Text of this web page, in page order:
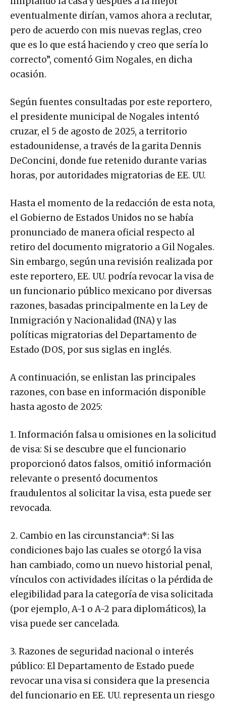
eventualmente dirían, vamos ahora a reclutar,
pero de acuerdo con mis nuevas reglas, creo
que es lo que está haciendo y creo que sería lo
correcto”, comentó Gim Nogales, en dicha
ocasión.
Según fuentes consultadas por este reportero,
el presidente municipal de Nogales intentó
cruzar, el 5 de agosto de 2025, a territorio
estadounidense, a través de la garita Dennis
DeConcini, donde fue retenido durante varias
horas, por autoridades migratorias de EE. UU.
Hasta el momento de la redacción de esta nota,
el Gobierno de Estados Unidos no se había
pronunciado de manera oficial respecto al
retiro del documento migratorio a Gil Nogales.
Sin embargo, según una revisión realizada por
este reportero, EE. UU. podría revocar la visa de
un funcionario público mexicano por diversas
razones, basadas principalmente en la Ley de
Inmigración y Nacionalidad (INA) y las
políticas migratorias del Departamento de
Estado (DOS, por sus siglas en inglés.
A continuación, se enlistan las principales
razones, con base en información disponible
hasta agosto de 2025:
1. Información falsa u omisiones en la solicitud
de visa: Si se descubre que el funcionario
proporcionó datos falsos, omitió información
relevante o presentó documentos
fraudulentos al solicitar la visa, esta puede ser
revocada.
2. Cambio en las circunstancia*: Si las
condiciones bajo las cuales se otorgó la visa
han cambiado, como un nuevo historial penal,
vínculos con actividades ilícitas o la pérdida de
elegibilidad para la categoría de visa solicitada
(por ejemplo, A-1 o A-2 para diplomáticos), la
visa puede ser cancelada.
3. Razones de seguridad nacional o interés
público: El Departamento de Estado puede
revocar una visa si considera que la presencia
del funcionario en EE. UU. representa un riesgo